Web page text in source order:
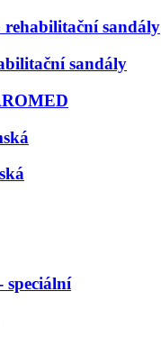
rehabilitační sandály
sandály
speciální